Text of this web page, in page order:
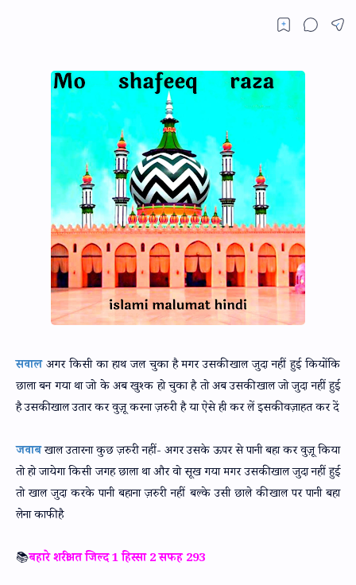
सवालअगर किसी का हाथ जल चुका है मगर उसकी खाल जुदा नहीं हुई कियोंकि
छाला बन गया था जो के अब खुश्क हो चुका है तो अब उसकी खाल जो जुदा नहीं हुई
है उसकी खाल उतार कर वुज़ू करना ज़रुरी है या ऐसे ही कर लें इसकी वज़ाहत कर दें
जवाबखाल उतारना कुछ ज़रुरी नहीं- अगर उसके ऊपर से पानी बहा कर वुज़ू किया
तो हो जायेगा किसी जगह छाला था और वो सूख गया मगर उसकी खाल जुदा नहीं हुई
तो खाल जुदा करके पानी बहाना ज़रुरी नहीं बल्के उसी छाले की खाल पर पानी बहा
लेना काफी है
📚बहारे शरीअत जिल्द 1 हिस्सा 2 सफह 293